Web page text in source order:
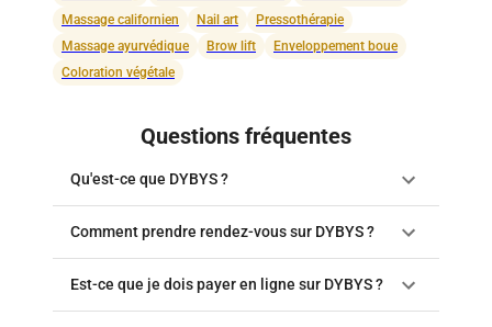
Massage californien
Nail art
Pressothérapie
Massage ayurvédique
Brow lift
Enveloppement boue
Coloration végétale
Questions fréquentes
Qu'est-ce que DYBYS ?
Comment prendre rendez-vous sur DYBYS ?
Est-ce que je dois payer en ligne sur DYBYS ?